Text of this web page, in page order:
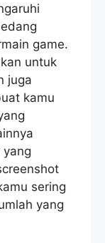
game.
untuk
juga
kamu
yang
sering
yang